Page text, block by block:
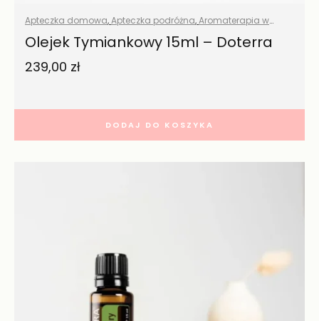
Apteczka domowa,Apteczka podróżna,Aromaterapia w
domu ,Olejki eteryczne naturalne , Wszystkie produkty
Olejek Tymiankowy 15ml – Doterra
239,00 zł
DODAJ DO KOSZYKA